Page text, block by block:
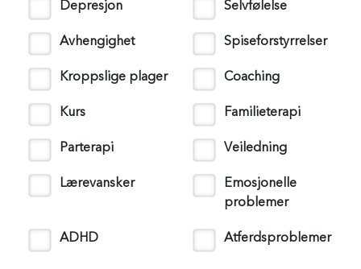
Depresjon Selvfølelse
Avhengighet Spiseforstyrrelser
Kroppslige plager Coaching
Kurs Familieterapi
Parterapi Veiledning
Lærevansker
Emosjonelle
problemer
ADHD Atferdsproblemer